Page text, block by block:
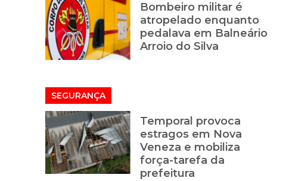
Bombeiro militar é
atropelado enquanto
pedalava em Balneário
Arroio do Silva
SEGURANÇA
Temporal provoca
estragos em Nova
Veneza e mobiliza
força-tarefa da
prefeitura